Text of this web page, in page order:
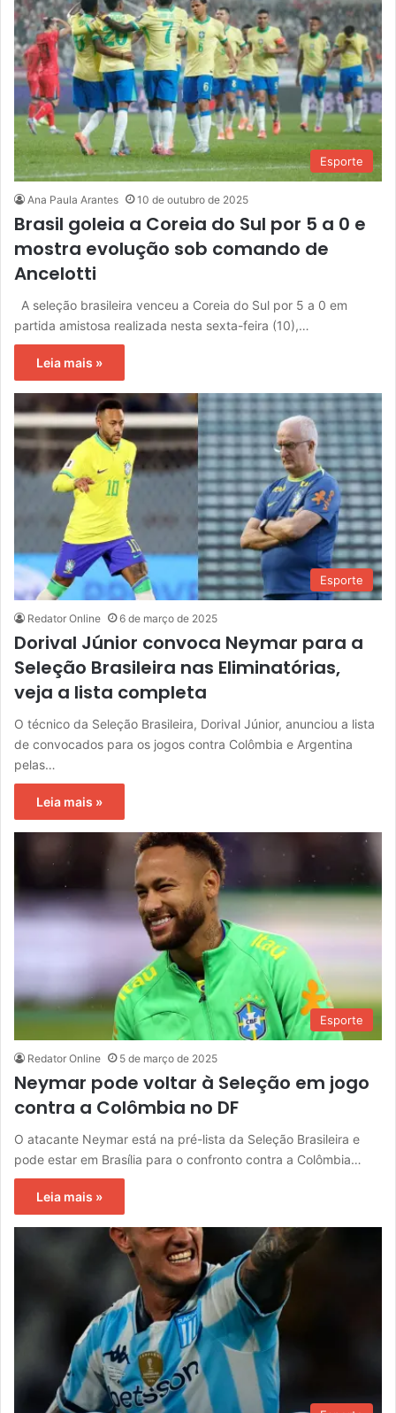
Esporte
Ana Paula Arantes 10 de outubro de 2025
Brasil goleia a Coreia do Sul por 5 a 0 e
mostra evolução sob comando de
Ancelotti
A seleção brasileira venceu a Coreia do Sul por 5 a 0 em
partida amistosa realizada nesta sexta-feira (10),…
Leia mais »
Esporte
Redator Online 6 de março de 2025
Dorival Júnior convoca Neymar para a
Seleção Brasileira nas Eliminatórias,
veja a lista completa
O técnico da Seleção Brasileira, Dorival Júnior, anunciou a lista
de convocados para os jogos contra Colômbia e Argentina
pelas…
Leia mais »
Esporte
Redator Online 5 de março de 2025
Neymar pode voltar à Seleção em jogo
contra a Colômbia no DF
O atacante Neymar está na pré-lista da Seleção Brasileira e
pode estar em Brasília para o confronto contra a Colômbia…
Leia mais »